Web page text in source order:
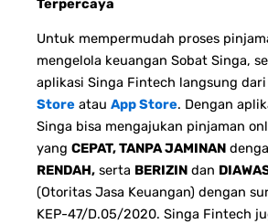
Terpercaya
Untuk mempermudah proses
mengelola keuangan Sobat Singa,
aplikasi Singa Fintech langsung dari
Store atau App Store. Dengan
Singa bisa mengajukan pinjaman
yang CEPAT, TANPA JAMINAN
RENDAH, serta BERIZIN dan
(Otoritas Jasa Keuangan) dengan
KEP-47/D.05/2020. Singa Fintech